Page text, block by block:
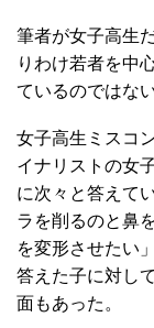
筆者が女子高生
りわけ若者を中
ているのではない
女子高生ミスコ
イナリストの女
に次々と答えて
ラを削るのと鼻
を変形させたい
答えた子に対し
面もあった。